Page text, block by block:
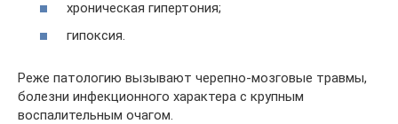
хроническая гипертония;
гипоксия.
Реже патологию вызывают черепно-мозговые травмы,
болезни инфекционного характера с крупным
воспалительным очагом.